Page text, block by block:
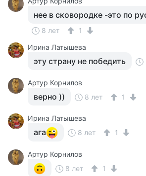
нее в сковородке -это по
8 лет
1
Ирина Латышева
эту страну не победить
Артур Корнилов
верно )) 8 лет 1
Ирина Латышева
ага 8 лет 1
Артур Корнилов
8 лет
1